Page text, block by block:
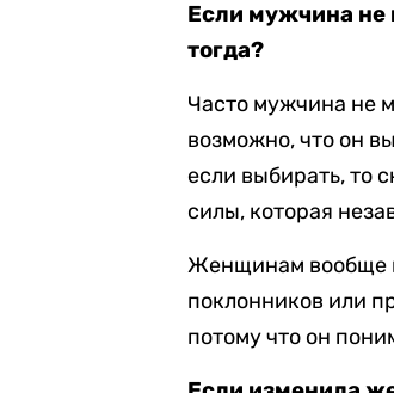
Если мужчина не
тогда?
Часто мужчина не
возможно, что он
если выбирать, то
силы, которая
Женщинам вообще
поклонников или
потому что он